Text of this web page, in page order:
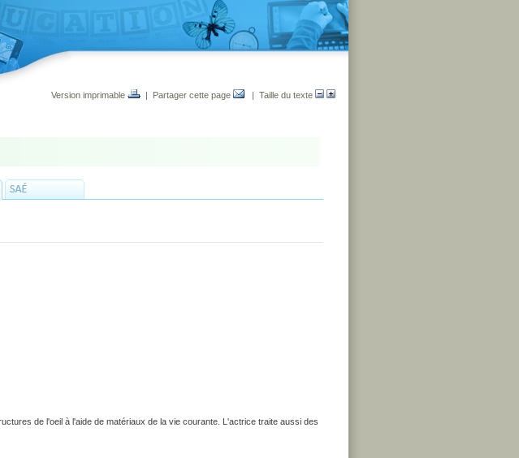
Version imprimable | Partager cette page | Taille du texte
de l'oeil à l'aide de matériaux de la vie courante. L'actrice traite aussi des